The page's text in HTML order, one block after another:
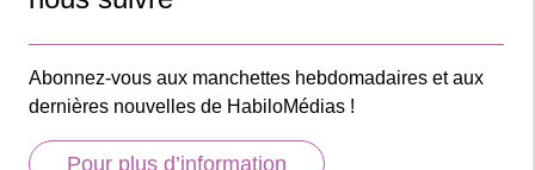
Abonnez-vous aux manchettes hebdomadaires et aux
dernières nouvelles de HabiloMédias !
Pour plus d’information